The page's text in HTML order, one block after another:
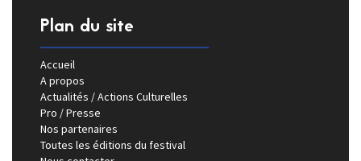
Plan du site
Accueil
A propos
Actualités / Actions Culturelles
Pro / Presse
Nos partenaires
Toutes les éditions du festival